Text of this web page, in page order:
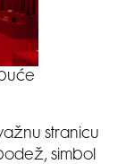
stranicu
simbol